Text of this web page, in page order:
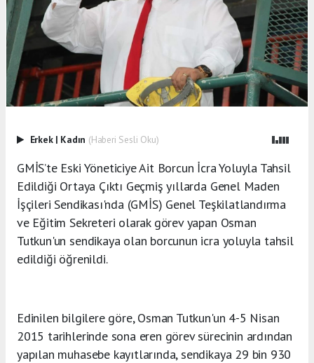
Erkek | Kadın (Haberi Sesli Oku)
GMİS’te Eski Yöneticiye Ait Borcun İcra Yoluyla Tahsil
Edildiği Ortaya Çıktı Geçmiş yıllarda Genel Maden
İşçileri Sendikası'nda (GMİS) Genel Teşkilatlandırma
ve Eğitim Sekreteri olarak görev yapan Osman
Tutkun'un sendikaya olan borcunun icra yoluyla tahsil
edildiği öğrenildi.
Edinilen bilgilere göre, Osman Tutkun'un 4-5 Nisan
2015 tarihlerinde sona eren görev sürecinin ardından
yapılan muhasebe kayıtlarında, sendikaya 29 bin 930